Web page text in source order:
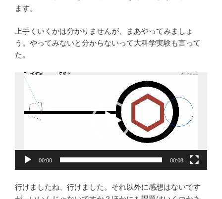
ます。
上手くいくかは分かりませんが、まあやってみましょ
う。やってみないと分からないって大科学実験も言って
た。
ー
00:00 00:08
行けましたね、行けました。それ以外に感想はないです